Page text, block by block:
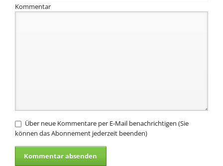
Kommentar
Über neue Kommentare per E-Mail benachrichtigen (Sie
können das Abonnement jederzeit beenden)